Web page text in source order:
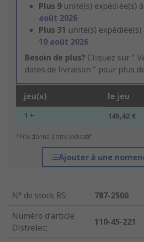
Plus 9 unité(s) expédiée(s)
août 2026
Plus 31 unité(s)
10 août 2026
Besoin de plus? Cliquez sur "
dates de livraison " pour plus
jeu(x) le jeu
1 + 145,42 €
*Prix donné à titre indicatif
Ajouter à une
N° de stock RS:
787-2506
Numéro d'article
Distrelec:
110-45-221